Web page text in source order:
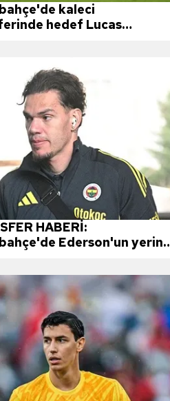
kaleci
hedef Lucas
HABERİ:
Ederson'un yerine